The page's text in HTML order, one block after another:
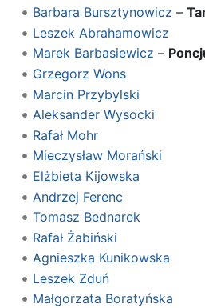
Barbara Bursztynowicz –
Leszek Abrahamowicz
Marek Barbasiewicz –
Grzegorz Wons
Marcin Przybylski
Aleksander Wysocki
Rafał Mohr
Mieczysław Morański
Elżbieta Kijowska
Andrzej Ferenc
Tomasz Bednarek
Rafał Żabiński
Agnieszka Kunikowska
Leszek Zduń
Małgorzata Boratyńska